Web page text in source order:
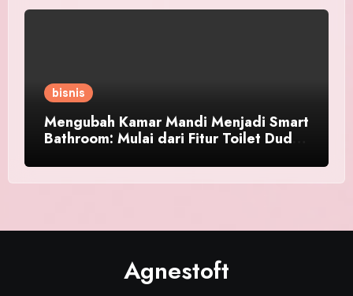
bisnis
Mengubah Kamar Mandi Menjadi Smart
Bathroom: Mulai dari Fitur Toilet Duduk
Agnestoft